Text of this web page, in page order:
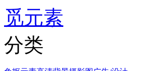
觅元素
分类